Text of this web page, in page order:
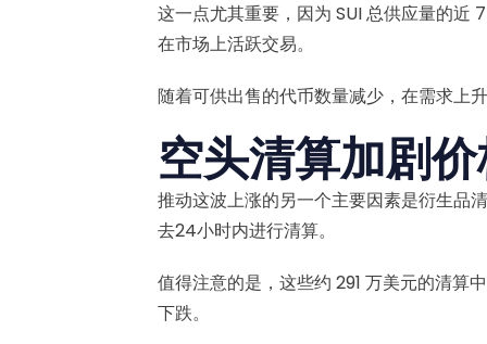
这一点尤其重要，因为 SUI 总供应量的近
在市场上活跃交易。
随着可供出售的代币数量减少，在需求上
空头清算加剧
推动这波上涨的另一个主要因素是衍生品
去24小时内进行清算。
值得注意的是，这些约 291 万美元的清算
下跌。